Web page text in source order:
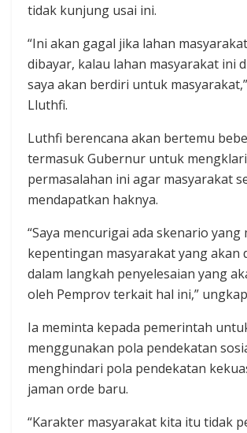
tidak kunjung usai ini.
“Ini akan gagal jika lahan
dibayar, kalau lahan masyarakat ini
saya akan berdiri untuk
Lluthfi.
Luthfi berencana akan bertemu
termasuk Gubernur untuk
permasalahan ini agar masyarakat
mendapatkan haknya.
“Saya mencurigai ada skenario
kepentingan masyarakat yang akan
dalam langkah penyelesaian yang
oleh Pemprov terkait hal ini,”
Ia meminta kepada pemerintah
menggunakan pola pendekatan
menghindari pola pendekatan
jaman orde baru.
“Karakter masyarakat kita itu tidak